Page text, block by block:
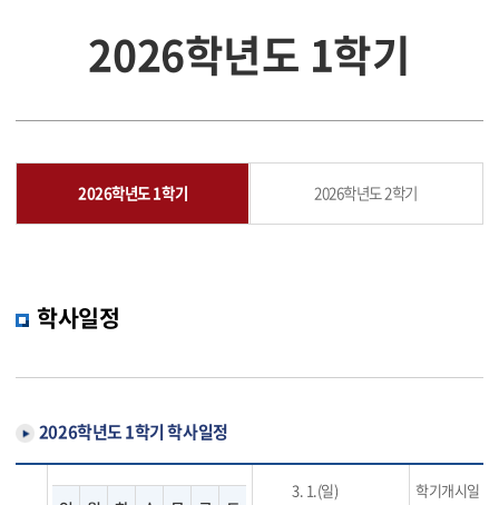
2026학년도 1학기
2026학년도 1학기 2026학년도 2학기
학사일정
2026학년도 1학기 학사일정
3. 1.(일)
학기개시일